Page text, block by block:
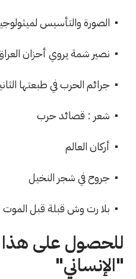
الصورة والتأسيس
نصير شمة يروي أحزان
جرائم الحرب في طبعتها
شعر : قصائد حرب
أركان العالم
جروح في شجر النخيل
بلا رت وش قبلة قبل الموت
للحصول على
"الإنساني"